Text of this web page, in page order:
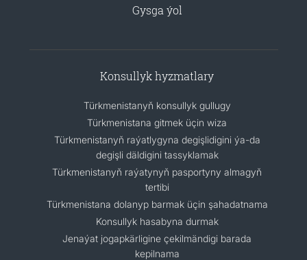
Gysga ýol
Konsullyk hyzmatlary
Türkmenistanyň konsullyk gullugy
Türkmenistana gitmek üçin wiza
Türkmenistanyň raýatlygyna degişlidigini ýa-da
degişli däldigini tassyklamak
Türkmenistanyň raýatynyň pasportyny almagyň
tertibi
Türkmenistana dolanyp barmak üçin şahadatnama
Konsullyk hasabyna durmak
Jenaýat jogapkärligine çekilmändigi barada
kepilnama